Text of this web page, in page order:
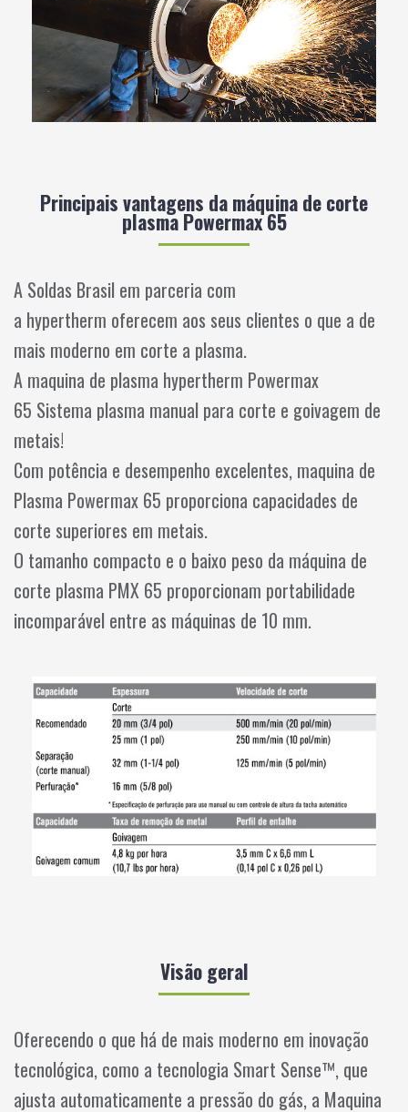
Principais vantagens da máquina de corte
plasma Powermax 65
A Soldas Brasil em parceria com
a hypertherm oferecem aos seus clientes o que a de
mais moderno em corte a plasma.
A maquina de plasma hypertherm Powermax
65 Sistema plasma manual para corte e goivagem de
metais!
Com potência e desempenho excelentes, maquina de
Plasma Powermax 65 proporciona capacidades de
corte superiores em metais.
O tamanho compacto e o baixo peso da máquina de
corte plasma PMX 65 proporcionam portabilidade
incomparável entre as máquinas de 10 mm.
Visão geral
Oferecendo o que há de mais moderno em inovação
tecnológica, como a tecnologia Smart Sense™, que
ajusta automaticamente a pressão do gás, a Maquina